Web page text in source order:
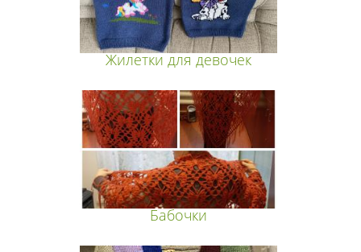
Жилетки для девочек
Бабочки